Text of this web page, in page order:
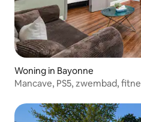
Woning in Bayonne
Mancave, PS5, zwembad,